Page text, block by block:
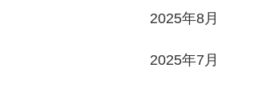
2025年8月
2025年7月